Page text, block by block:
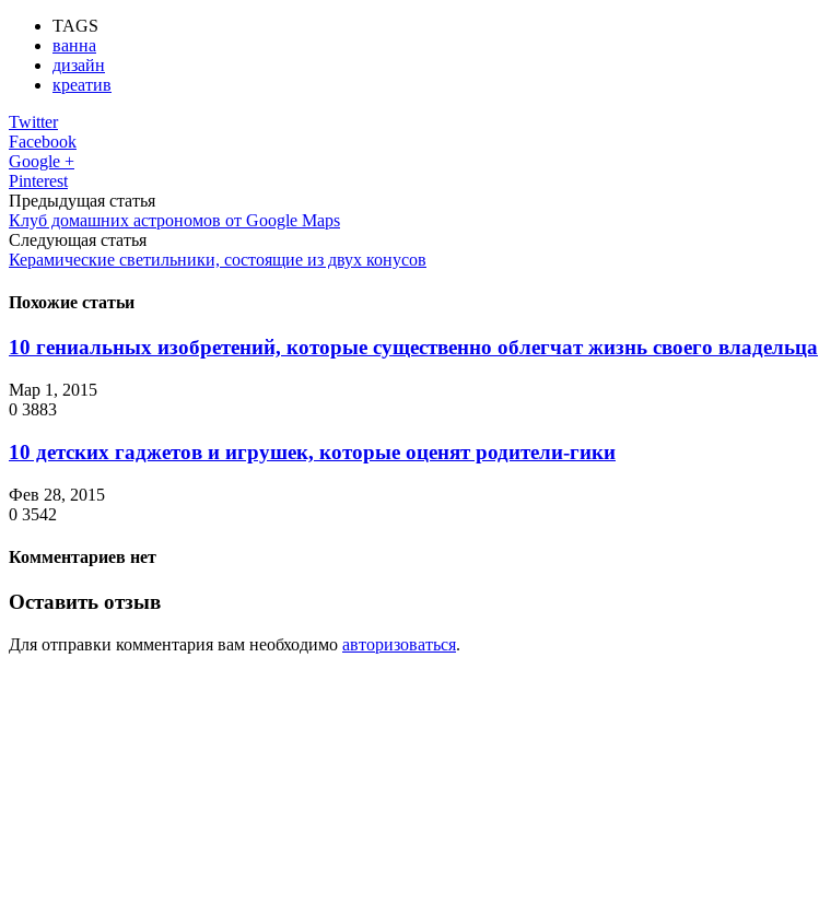
TAGS
ванна
дизайн
креатив
Twitter
Facebook
Google +
Pinterest
Предыдущая статья
Клуб домашних астрономов от Google Maps
Следующая статья
Керамические светильники, состоящие из двух конусов
Похожие статьи
10 гениальных изобретений, которые существенно облегчат жизнь своего владельца
Мар 1, 2015
0 3883
10 детских гаджетов и игрушек, которые оценят родители-гики
Фев 28, 2015
0 3542
Комментариев нет
Оставить отзыв
Для отправки комментария вам необходимо авторизоваться.